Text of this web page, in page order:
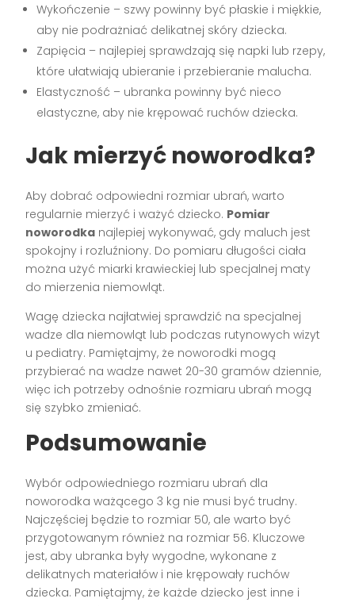
Wykończenie – szwy powinny być płaskie i miękkie,
aby nie podrażniać delikatnej skóry dziecka.
Zapięcia – najlepiej sprawdzają się napki lub rzepy,
które ułatwiają ubieranie i przebieranie malucha.
Elastyczność – ubranka powinny być nieco
elastyczne, aby nie krępować ruchów dziecka.
Jak mierzyć noworodka?
Aby dobrać odpowiedni rozmiar ubrań, warto
regularnie mierzyć i ważyć dziecko. Pomiar
noworodka najlepiej wykonywać, gdy maluch jest
spokojny i rozluźniony. Do pomiaru długości ciała
można użyć miarki krawieckiej lub specjalnej maty
do mierzenia niemowląt.
Wagę dziecka najłatwiej sprawdzić na specjalnej
wadze dla niemowląt lub podczas rutynowych wizyt
u pediatry. Pamiętajmy, że noworodki mogą
przybierać na wadze nawet 20-30 gramów dziennie,
więc ich potrzeby odnośnie rozmiaru ubrań mogą
się szybko zmieniać.
Podsumowanie
Wybór odpowiedniego rozmiaru ubrań dla
noworodka ważącego 3 kg nie musi być trudny.
Najczęściej będzie to rozmiar 50, ale warto być
przygotowanym również na rozmiar 56. Kluczowe
jest, aby ubranka były wygodne, wykonane z
delikatnych materiałów i nie krępowały ruchów
dziecka. Pamiętajmy, że każde dziecko jest inne i